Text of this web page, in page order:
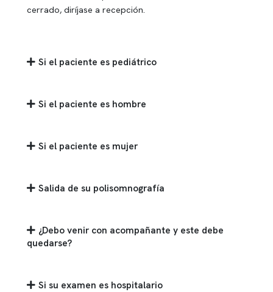
cerrado, diríjase a recepción.
Si el paciente es pediátrico
Si el paciente es hombre
Si el paciente es mujer
Salida de su polisomnografía
¿Debo venir con acompañante y este debe
quedarse?
Si su examen es hospitalario